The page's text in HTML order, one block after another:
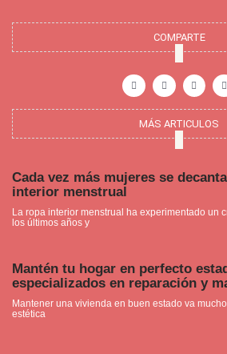
COMPARTE
a
c
e
o
-
n
s
t
g
r
m
i
n
t
r
e
t
u
t
MÁS ARTICULOS
Cada vez más mujeres se
interior menstrual
La ropa interior menstrual ha experimentado un
los últimos años y
Mantén tu hogar en perfecto
especializados en reparación y
Mantener una vivienda en buen estado va
estética